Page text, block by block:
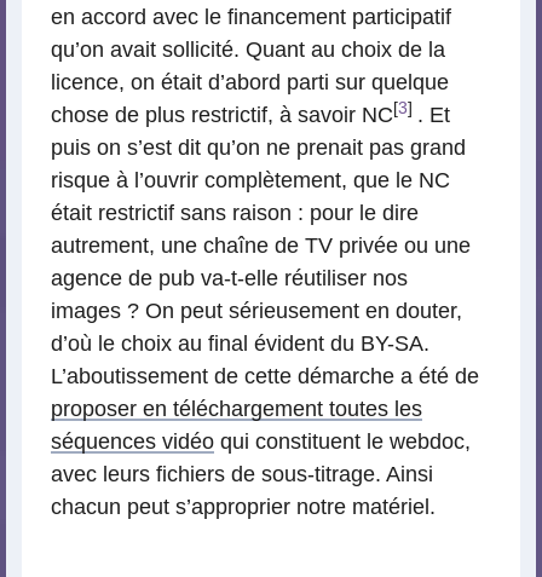
en accord avec le financement participatif
qu’on avait sollicité. Quant au choix de la
licence, on était d’abord parti sur quelque
chose de plus restrictif, à savoir NC [3] . Et
puis on s’est dit qu’on ne prenait pas grand
risque à l’ouvrir complètement, que le NC
était restrictif sans raison : pour le dire
autrement, une chaîne de TV privée ou une
agence de pub va-t-elle réutiliser nos
images ? On peut sérieusement en douter,
d’où le choix au final évident du BY-SA.
L’aboutissement de cette démarche a été de
proposer en téléchargement toutes les
séquences vidéo qui constituent le webdoc,
avec leurs fichiers de sous-titrage. Ainsi
chacun peut s’approprier notre matériel.